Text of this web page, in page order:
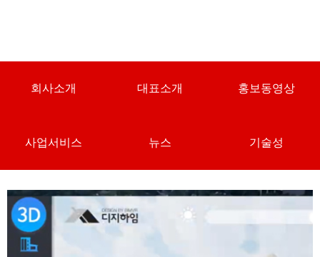
회사소개 대표소개 홍보동영상
사업서비스 뉴스 기술성